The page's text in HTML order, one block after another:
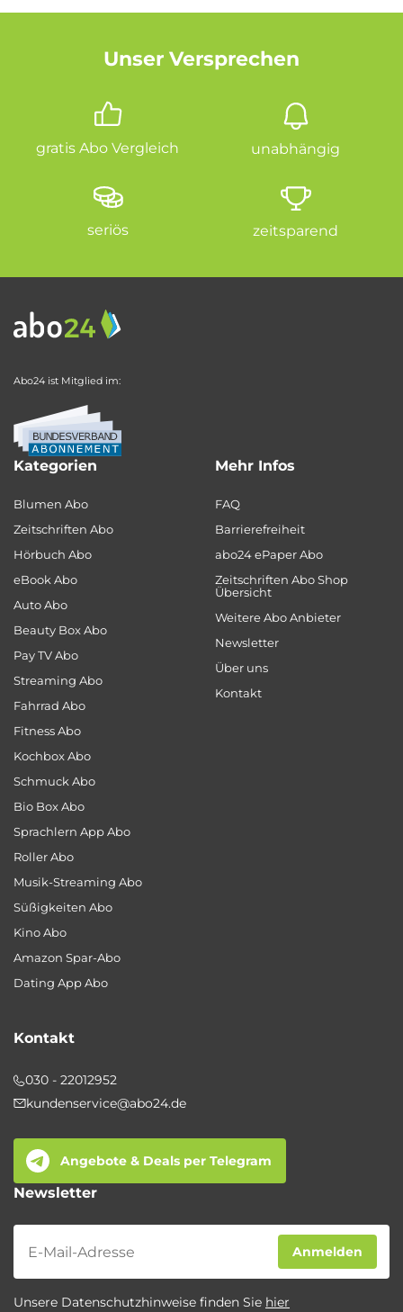
Unser Versprechen
gratis Abo Vergleich unabhängig
seriös zeitsparend
Abo24 ist Mitglied im:
Kategorien
Blumen Abo
Zeitschriften Abo
Hörbuch Abo
eBook Abo
Auto Abo
Beauty Box Abo
Pay TV Abo
Streaming Abo
Fahrrad Abo
Fitness Abo
Kochbox Abo
Schmuck Abo
Bio Box Abo
Sprachlern App Abo
Roller Abo
Musik-Streaming Abo
Süßigkeiten Abo
Kino Abo
Amazon Spar-Abo
Dating App Abo
Mehr Infos
FAQ
Barrierefreiheit
abo24 ePaper Abo
Zeitschriften Abo Shop
Übersicht
Weitere Abo Anbieter
Newsletter
Über uns
Kontakt
Kontakt
030 - 22012952
kundenservice@abo24.de
Angebote & Deals per Telegram
Newsletter
Newsletter
Anmelden
Unsere Datenschutzhinweise finden Sie hier